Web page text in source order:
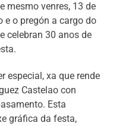
mesmo venres, 13 de
e o pregón a cargo do
celebran 30 anos de
especial, xa que rende
Castelao con
Esta
gráfica da festa,